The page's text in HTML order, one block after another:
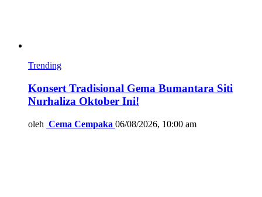
Trending
Konsert Tradisional Gema Bumantara Siti
Nurhaliza Oktober Ini!
oleh Cema Cempaka 06/08/2026, 10:00 am